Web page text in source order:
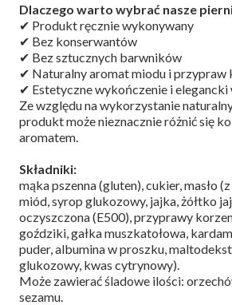
Dlaczego warto wybrać nasze
✔ Produkt ręcznie wykonywany
✔ Bez konserwantów
✔ Bez sztucznych barwników
✔ Naturalny aromat miodu i przypraw
✔ Estetyczne wykończenie i elegancki
Ze względu na wykorzystanie
produkt może nieznacznie różnić się
aromatem.
Składniki:
mąka pszenna (gluten), cukier, masło
miód, syrop glukozowy, jajka, żółtko
oczyszczona (E500), przyprawy
goździki, gałka muszkatołowa,
puder, albumina w proszku,
glukozowy, kwas cytrynowy).
Może zawierać śladowe ilości:
sezamu.